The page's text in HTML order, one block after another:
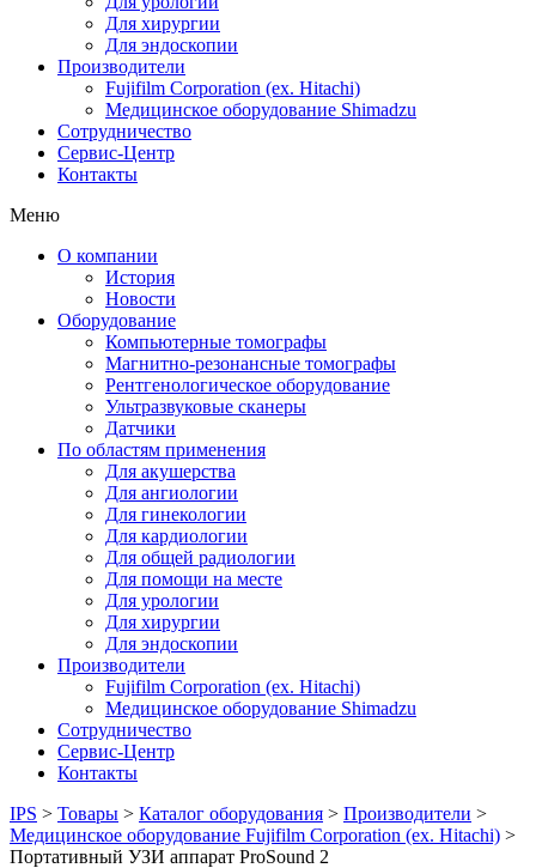
Для хирургии
Для эндоскопии
Производители
Fujifilm Corporation (ex. Hitachi)
Медицинское оборудование Shimadzu
Сотрудничество
Сервис-Центр
Контакты
Меню
О компании
История
Новости
Оборудование
Компьютерные томографы
Магнитно-резонансные томографы
Рентгенологическое оборудование
Ультразвуковые сканеры
Датчики
По областям применения
Для акушерства
Для ангиологии
Для гинекологии
Для кардиологии
Для общей радиологии
Для помощи на месте
Для урологии
Для хирургии
Для эндоскопии
Производители
Fujifilm Corporation (ex. Hitachi)
Медицинское оборудование Shimadzu
Сотрудничество
Сервис-Центр
Контакты
IPS > Товары > Каталог оборудования > Производители >
Медицинское оборудование Fujifilm Corporation (ex. Hitachi) >
Портативный УЗИ аппарат ProSound 2